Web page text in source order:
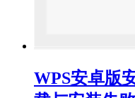
WPS安卓版